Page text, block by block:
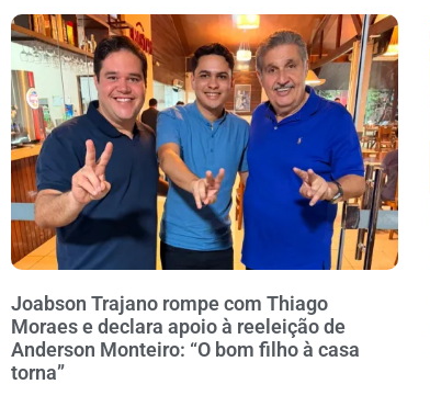
Joabson Trajano rompe com Thiago
Moraes e declara apoio à reeleição de
Anderson Monteiro: “O bom filho à casa
torna”